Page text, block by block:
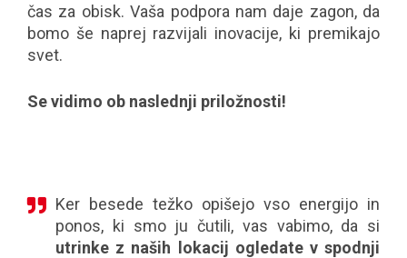
čas za obisk. Vaša podpora nam daje zagon, da
bomo še naprej razvijali inovacije, ki premikajo
svet.
Se vidimo ob naslednji priložnosti!
Ker besede težko opišejo vso energijo in
ponos, ki smo ju čutili, vas vabimo, da si
utrinke z naših lokacij ogledate v spodnji